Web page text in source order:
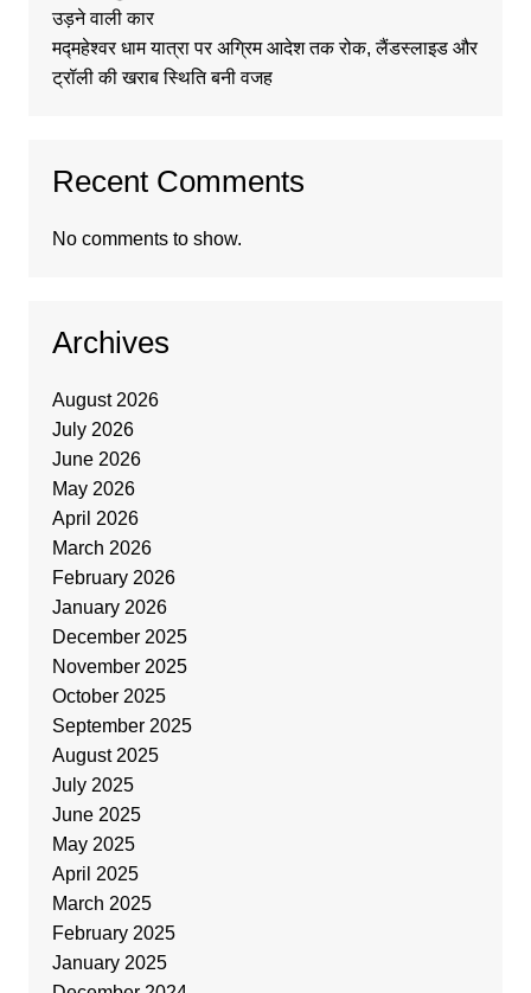
उड़ने वाली कार
मद्महेश्वर धाम यात्रा पर अग्रिम आदेश तक रोक, लैंडस्लाइड और
ट्रॉली की खराब स्थिति बनी वजह
Recent Comments
No comments to show.
Archives
August 2026
July 2026
June 2026
May 2026
April 2026
March 2026
February 2026
January 2026
December 2025
November 2025
October 2025
September 2025
August 2025
July 2025
June 2025
May 2025
April 2025
March 2025
February 2025
January 2025